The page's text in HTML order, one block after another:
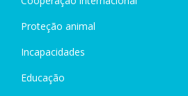
Proteção animal
Incapacidades
Educação